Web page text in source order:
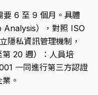
要 6 至 9 個月。具體
Analysis），對照 ISO
隱私資訊管理機制，
20 週）：人員培
一同進行第三方認證
。